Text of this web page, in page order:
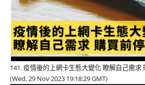
141. 疫情後的上網卡生態大變化 瞭解自己需求
(Wed, 29 Nov 2023 19:18:29 GMT)